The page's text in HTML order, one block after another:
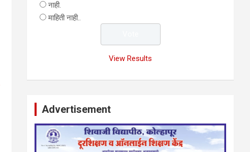
नाही.
माहिती नाही..
View Results
Advertisement